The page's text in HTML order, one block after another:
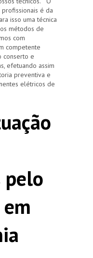
é da
isso uma técnica
métodos de
com
competente
conserto e
efetuando assim
preventiva e
elétricos de
pelo